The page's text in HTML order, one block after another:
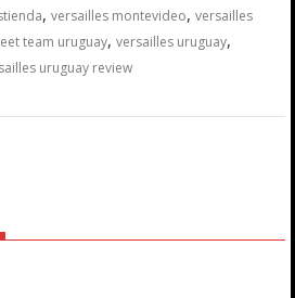
,versailles montevideo,versailles
team uruguay,versailles uruguay,
uruguay review